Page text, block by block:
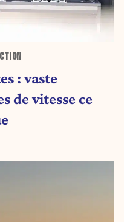
: vaste
de vitesse ce